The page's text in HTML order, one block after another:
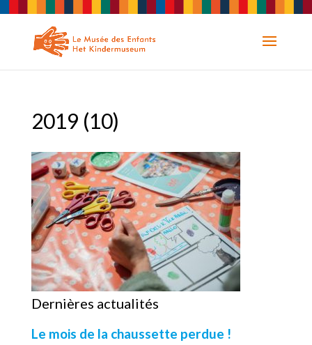
2019 (10)
Dernières actualités
Le mois de la chaussette perdue !